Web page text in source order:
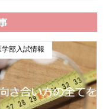
学部入試情報